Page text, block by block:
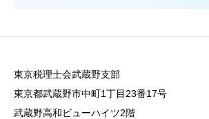
東京税理士会武蔵野支部
東京都武蔵野市中町1丁目23番17号
武蔵野高和ビューハイツ2階